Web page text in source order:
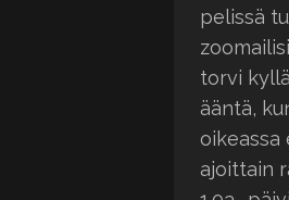
pelissä
torvi
ääntä,
oikeassa
ajoittain